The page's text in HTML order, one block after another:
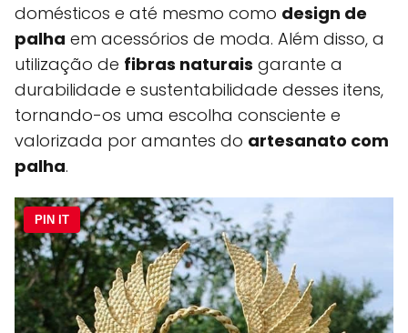
domésticos e até mesmo como design de
palha em acessórios de moda. Além disso, a
utilização de fibras naturais garante a
durabilidade e sustentabilidade desses itens,
tornando-os uma escolha consciente e
valorizada por amantes do artesanato com
palha.
PIN IT